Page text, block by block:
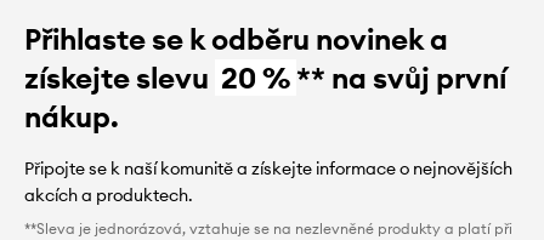
Přihlaste se k odběru novinek a
získejte slevu 20 %** na svůj první
nákup.
Připojte se k naší komunitě a získejte informace o nejnovějších
akcích a produktech.
**Sleva je jednorázová, vztahuje se na nezlevněné produkty a platí při